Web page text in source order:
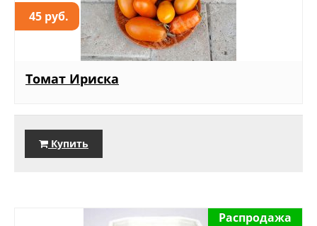
45 руб.
Томат Ириска
Купить
Распродажа